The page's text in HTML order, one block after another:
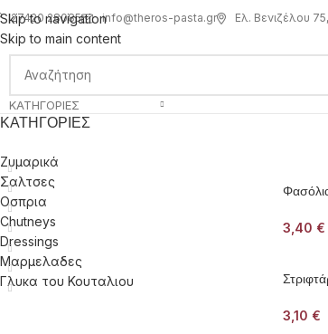
Skip to navigation
Skip to main content
27420 28085 info@theros-pasta.gr Ελ. Βενιζέλου
ΚΑΤΗΓΟΡΊΕΣ
ΚΑΤΗΓΟΡΊΕΣ
Ζυμαρικά
Σαλτσες
Οσπρια
Chutneys
Dressings
Μαρμελαδες
Γλυκα του Κουταλιου
3,40 €
3,10 €